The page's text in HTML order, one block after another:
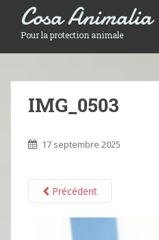
Cosa Animalia
Pour la protection animale
IMG_0503
17 septembre 2025
Précédent